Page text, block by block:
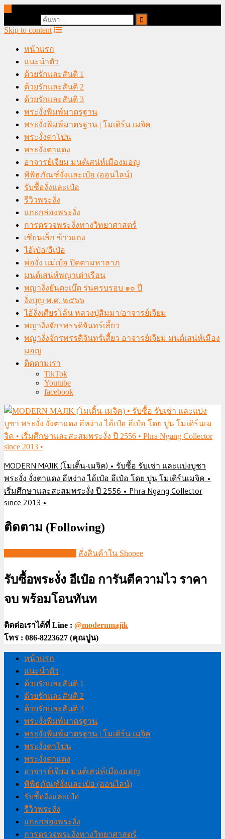
Skip to content
หน้าแรก
แนะนำตัว
ด้วยรักและสันติ 1
ด้วยรักและสันติ 2
ด้วยรักและสันติ 3
พระงั่งพิมพ์มาตรฐาน
พระงั่งพิมพ์มาตรฐาน | โมเดิร์น เมจิค
พระงั่งตาโปน
พระงั่งตาแดง
อาจารย์เจียม มนต์เสน่ห์เมืองมอญ
พิพิธภัณฑ์งั่งและเป๋อ (ออนไลน์)
รับซื้องั่งและเป๋อ
รีวิวพระงั่ง
แกะกล่องพระงั่ง
การตรวจพระงั่งทางวิทยาศาสตร์
เซียนเล็ก ข้าวแกง
ไอ้เป๋อ/อีเป๋อ
พ่องั่ง แม่เป๋อ ปิดตามหาลาภ
มนต์เสน่ห์พญาเต่าเรือน
พญางั่งยันตะเบ๊ด รุ่นครบรอบ ๑๐ ปี
งั่งบุญ พ.ศ. ๒๕๖๖
ไอ้งั่งเศียรโล้น หลวงปู่สิมมา/อาจารย์เจียม
พญางั่งจักรพรรดิจันทร์เสี้ยว
พญางั่งจักรพรรดิจันทร์เสี้ยว อาจารย์เจียม มนต์เสน่ห์เมือง
มอญ
ติดตามเรา
TikTok
Youtube
facebook
MODERN MAJIK (โมเดิ้น-เมจิค) • รับซื้อ รับเช่า และแบ่งบูชา
พระงั่ง งั่งตาแดง อีหง่าง ไอ้เป๋อ อีเป๋อ โดย ปูน โมเดิร์นเมจิค •
เริ่มศึกษาและสะสมพระงั่ง ปี 2556 • Phra Ngang Collector
since 2013 •
ติดตาม (Following)
สั่งสินค้าใน Shopee
รับซื้อพระงั่ง อีเป๋อ การันตีความไว ราคา
จบ พร้อมโอนทันท
ติดต่อเราได้ที่ Line : @modernmajik
โทร : 086-8223627 (คุณปูน)
หน้าแรก
แนะนำตัว
ด้วยรักและสันติ 1
ด้วยรักและสันติ 2
ด้วยรักและสันติ 3
พระงั่งพิมพ์มาตรฐาน
พระงั่งพิมพ์มาตรฐาน | โมเดิร์น เมจิค
พระงั่งตาโปน
พระงั่งตาแดง
อาจารย์เจียม มนต์เสน่ห์เมืองมอญ
พิพิธภัณฑ์งั่งและเป๋อ (ออนไลน์)
รับซื้องั่งและเป๋อ
รีวิวพระงั่ง
แกะกล่องพระงั่ง
การตรวจพระงั่งทางวิทยาศาสตร์